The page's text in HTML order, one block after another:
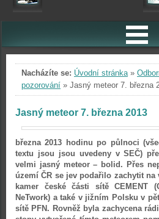
Nacházíte se: Úvodní stránka»
pozorování » Jasný meteor 7. března
Jasný meteor 7. března 2013
března 2013 hodinu po půlnoci
textu jsou jsou uvedeny v SEČ)
velmi jasný meteor – bolid. Přes
území ČR se jev podařilo zachytit
kamer české části sítě CEMENT
NeTwork) a také v jižním Polsku v
sítě PFN. Rovněž byla zachycena